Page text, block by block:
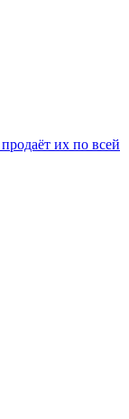
их по всей